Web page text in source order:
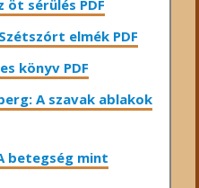
öt sérülés PDF
elmék PDF
könyv PDF
A szavak ablakok
betegség mint